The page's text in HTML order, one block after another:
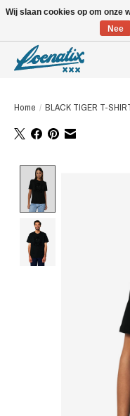
Home / BLACK TIGER T-
Wij slaan cookies op om onze
Nee